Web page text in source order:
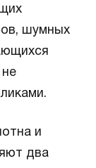
шумных
и
два